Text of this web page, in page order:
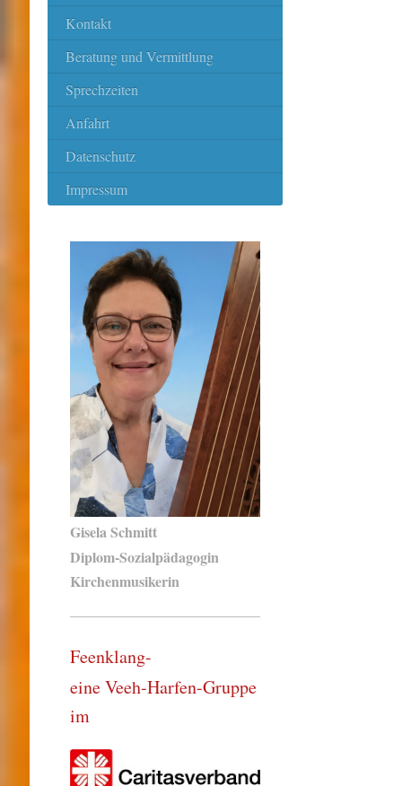
Kontakt
Beratung und Vermittlung
Sprechzeiten
Anfahrt
Datenschutz
Impressum
Gisela Schmitt
Diplom-Sozialpädagogin
Kirchenmusikerin
Feenklang-
eine Veeh-Harfen-Gruppe
im